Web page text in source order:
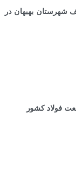
شهرستان بهبهان در
فولاد کشور